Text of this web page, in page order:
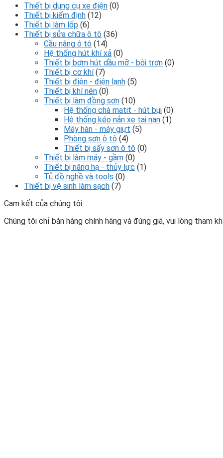
Thiết bị dụng cụ xe điện (0)
Thiết bị kiểm định (12)
Thiết bị làm lốp (6)
Thiết bị sửa chữa ô tô (36)
Cầu nâng ô tô (14)
Hệ thống hút khí xả (0)
Thiết bị bơm hút dầu mỡ - bôi trơn (0)
Thiết bị cơ khí (7)
Thiết bị điện - điện lạnh (5)
Thiết bị khí nén (0)
Thiết bị làm đồng sơn (10)
Hệ thống chà matit - hút bụi (0)
Hệ thống kéo nắn xe tai nạn (1)
Máy hàn - máy giựt (5)
Phòng sơn ô tô (4)
Thiết bị sấy sơn ô tô (0)
Thiết bị làm máy - gầm (0)
Thiết bị nâng hạ - thủy lực (1)
Tủ đồ nghề và tools (0)
Thiết bị vệ sinh làm sạch (7)
Cam kết của chúng tôi
Chúng tôi chỉ bán hàng chính hãng và đúng giá, vui lòng tham